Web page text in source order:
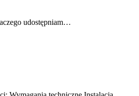
udostępniam…